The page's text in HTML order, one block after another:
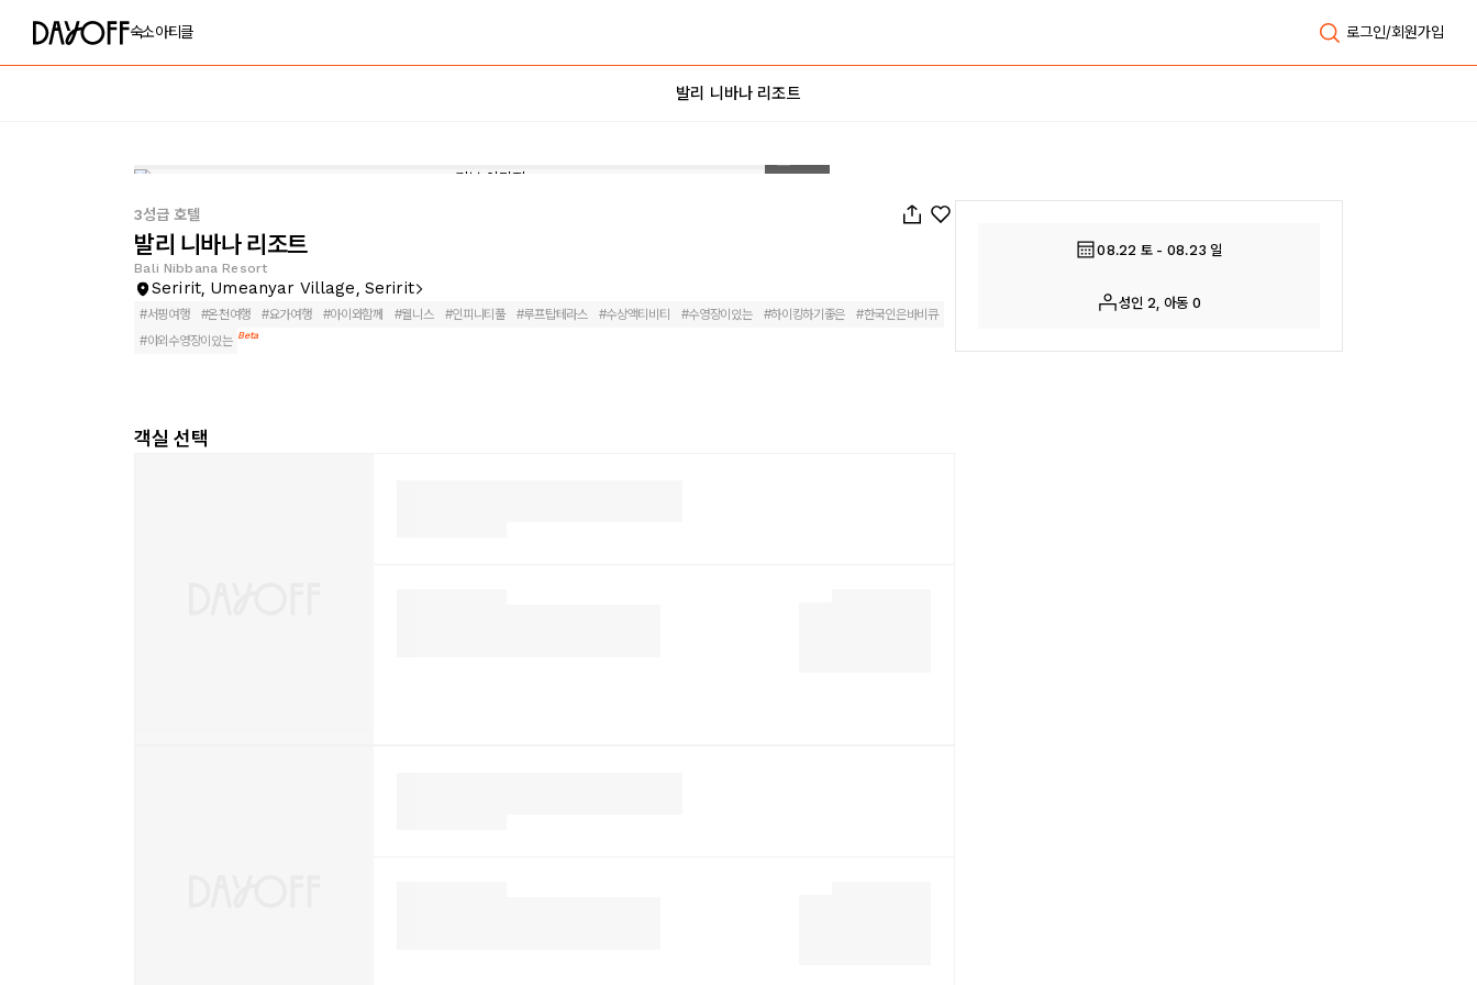
숙소아티클 로그인/회원가입
발리 니바나 리조트
3성급 호텔
발리 니바나 리조트
Bali Nibbana Resort
Seririt, Umeanyar Village, Seririt
#서핑여행 #온천여행 #요가여행 #아이와함께 #웰니스 #인피니티풀 #루프탑테라스 #수상액티비티 #수영장이있는 #하이킹하기좋은 #한국인은바비큐
#야외수영장이있는 Beta
객실 선택
08.22 토 - 08.23 일
성인 2, 아동 0